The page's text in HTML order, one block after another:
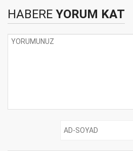
HABERE YORUM KAT